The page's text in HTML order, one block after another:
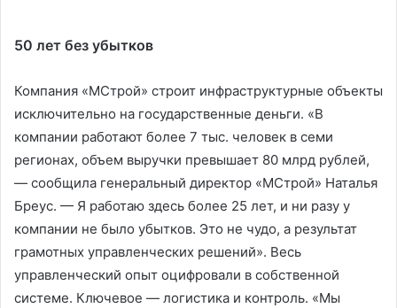
50 лет без убытков
Компания «МСтрой» строит инфраструктурные объекты
исключительно на государственные деньги. «В
компании работают более 7 тыс. человек в семи
регионах, объем выручки превышает 80 млрд рублей,
— сообщила генеральный директор «МСтрой» Наталья
Бреус. — Я работаю здесь более 25 лет, и ни разу у
компании не было убытков. Это не чудо, а результат
грамотных управленческих решений». Весь
управленческий опыт оцифровали в собственной
системе. Ключевое — логистика и контроль. «Мы